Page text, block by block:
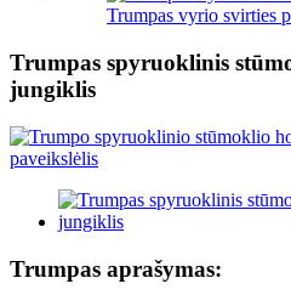
Trumpas vyrio svirties
Trumpas spyruoklinis
jungiklis
Trumpas aprašymas: